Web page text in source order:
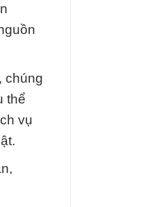
chúng
thể
vụ